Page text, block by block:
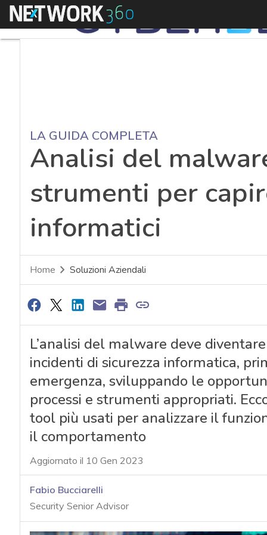
Menu
LA GUIDA COMPLETA
Analisi del
strumenti per
informatici
Home Soluzioni Aziendali
L’analisi del malware deve
incidenti di sicurezza informatica,
emergenza, sviluppando le
processi e strumenti appropriati.
tool più usati per analizzare il
il comportamento
Aggiornato il 10 Gen 2023
Fabio Bucciarelli
Security Senior Advisor